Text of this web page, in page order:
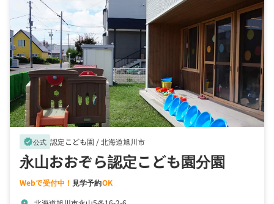
verified公式 認定こども園 /北海道旭川市
永山おおぞら認定こども園分園
Webで受付中！ 見学予約OK